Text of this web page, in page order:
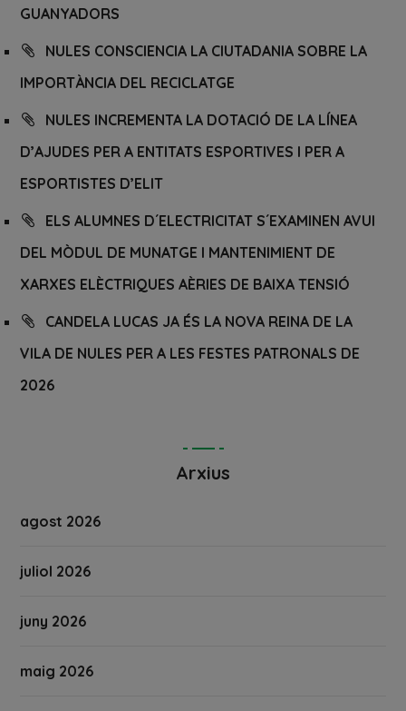
GUANYADORS
NULES CONSCIENCIA LA CIUTADANIA SOBRE LA
IMPORTÀNCIA DEL RECICLATGE
NULES INCREMENTA LA DOTACIÓ DE LA LÍNEA
D’AJUDES PER A ENTITATS ESPORTIVES I PER A
ESPORTISTES D’ELIT
ELS ALUMNES D´ELECTRICITAT S´EXAMINEN AVUI
DEL MÒDUL DE MUNATGE I MANTENIMIENT DE
XARXES ELÈCTRIQUES AÈRIES DE BAIXA TENSIÓ
CANDELA LUCAS JA ÉS LA NOVA REINA DE LA
VILA DE NULES PER A LES FESTES PATRONALS DE
2026
Arxius
agost 2026
juliol 2026
juny 2026
maig 2026